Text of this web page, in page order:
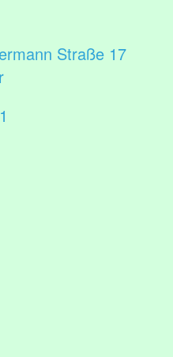
Straße 17